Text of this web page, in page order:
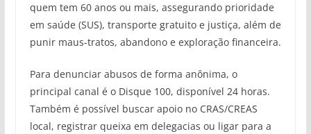
quem tem 60 anos ou mais, assegurando prioridade
em saúde (SUS), transporte gratuito e justiça, além de
punir maus-tratos, abandono e exploração financeira.
Para denunciar abusos de forma anônima, o
principal canal é o Disque 100, disponível 24 horas.
Também é possível buscar apoio no CRAS/CREAS
local, registrar queixa em delegacias ou ligar para a